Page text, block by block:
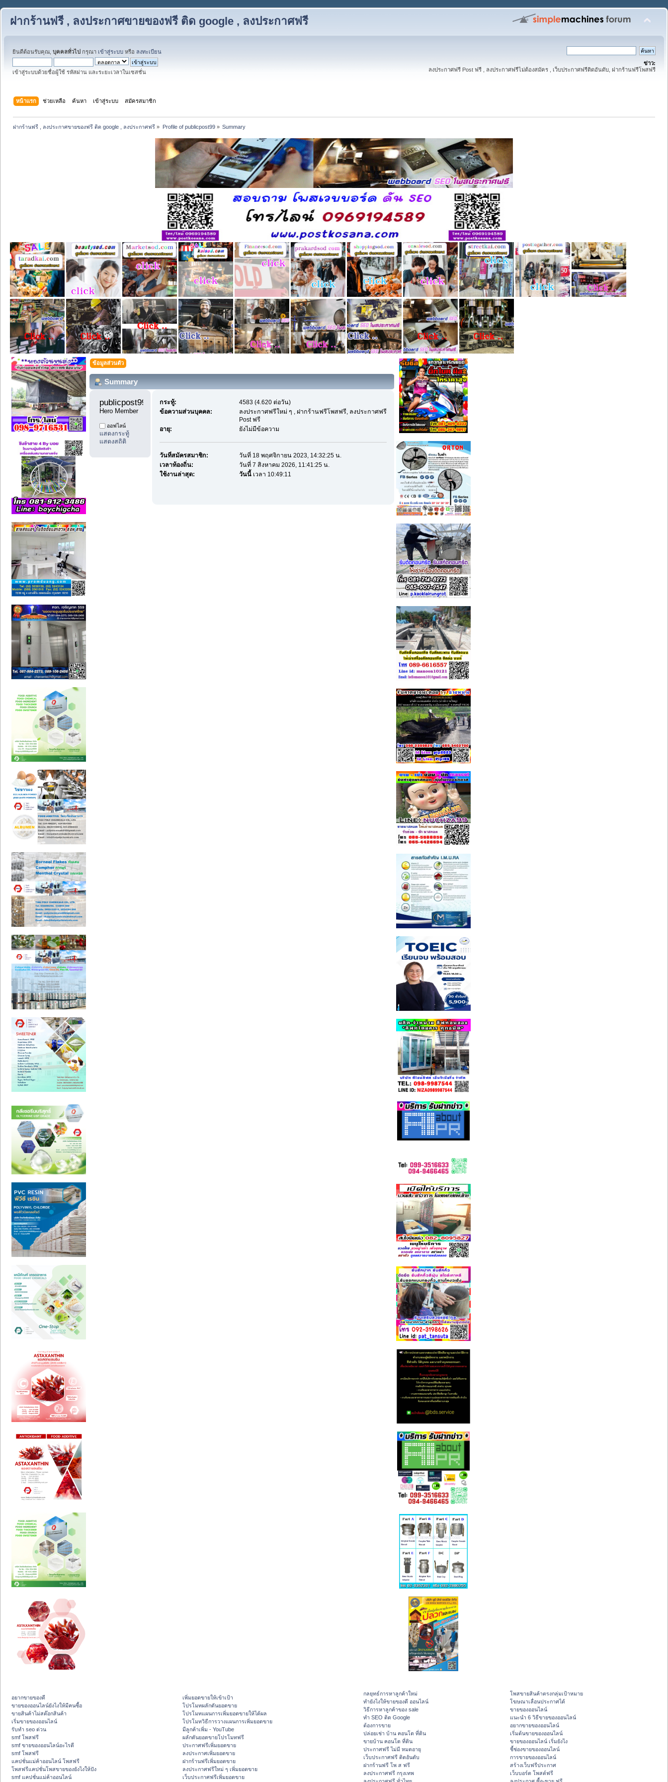
ฝากร้านฟรี , ลงประกาศขายของฟรี ติด google , ลงประกาศฟรี
ยินดีต้อนรับคุณ, บุคคลทั่วไป กรุณา เข้าสู่ระบบ หรือ ลงทะเบียน
เข้าสู่ระบบด้วยชื่อผู้ใช้ รหัสผ่าน และระยะเวลาในเซสชั่น
ข่าว:
ลงประกาศฟรี Post ฟรี , ลงประกาศฟรีไม่ต้องสมัคร , เว็บประกาศฟรีติดอันดับ, ฝากร้านฟรีโพสฟรี
หน้าแรก ช่วยเหลือ ค้นหา เข้าสู่ระบบ สมัครสมาชิก
ฝากร้านฟรี , ลงประกาศขายของฟรี ติด google , ลงประกาศฟรี » Profile of publicpost99» Summary
ข้อมูลส่วนตัว
Summary
Hero Member
ออฟไลน์
แสดงกระทู้
แสดงสถิติ
กระทู้:
4583 (4.620 ต่อวัน)
ข้อความส่วนบุคคล:
ลงประกาศฟรีใหม่ ๆ , ฝากร้านฟรีโพสฟรี, ลงประกาศฟรี
Post ฟรี
อายุ:
ยังไม่มีข้อความ
วันที่สมัครสมาชิก:
วันที่ 18 พฤศจิกายน 2023, 14:32:25 น.
เวลาท้องถิ่น:
วันที่ 7 สิงหาคม 2026, 11:41:25 น.
ใช้งานล่าสุด:
วันนี้เวลา 10:49:11
อยากขายของดี
ขายของออนไลน์ยังไงให้มีคนซื้อ
ขายสินค้าไม่สต๊อกสินค้า
เริ่มขายของออนไลน์
รับทำ seo ด่วน
smf โพสฟรี
smf ขายของออนไลน์อะไรดี
smf โพสฟรี
แคปชั่นแม่ค้าออนไลน์ โพสฟรี
โพสฟรีแคปชั่นโพสขายของยังไงให้ปัง
smf แคปชั่นแม่ค้าออนไลน์
เพิ่มยอดขายให้เข้าเป้า
โปรโมทผลักดันยอดขาย
โปรโมทแผนการเพิ่มยอดขายให้ได้ผล
โปรโมทวิธีการวางแผนการเพิ่มยอดขาย
มีลูกค้าเพิ่ม - YouTube
ผลักดันยอดขายโปรโมทฟรี
ประกาศฟรีเพิ่มยอดขาย
ลงประกาศเพิ่มยอดขาย
ฝากร้านฟรีเพิ่มยอดขาย
ลงประกาศฟรีใหม่ ๆ เพิ่มยอดขาย
เว็บประกาศฟรีเพิ่มยอดขาย
กลยุทธ์การหาลูกค้าใหม่
ทํายังไงให้ขายของดี ออนไลน์
วิธีการหาลูกค้าของ sale
ทำ SEO ติด Google
ต้องการขาย
ปล่อยเช่า บ้าน คอนโด ที่ดิน
ขายบ้าน คอนโด ที่ดิน
ประกาศฟรี ไม่มี หมดอายุ
เว็บประกาศฟรี ติดอันดับ
ฝากร้านฟรี โพ ส ฟรี
ลงประกาศฟรี กรุงเทพ
โพสขายสินค้าตรงกลุ่มเป้าหมาย
โฆษณาเลื่อนประกาศได้
ขายของออนไลน์
แนะนำ 6 วิธีขายของออนไลน์
อยากขายของออนไลน์
เริ่มต้นขายของออนไลน์
ขายของออนไลน์ เริ่มยังไง
ชี้ช่องขายของออนไลน์
การขายของออนไลน์
สร้างเว็บฟรีประกาศ
เว็บบอร์ด โพสต์ฟรี